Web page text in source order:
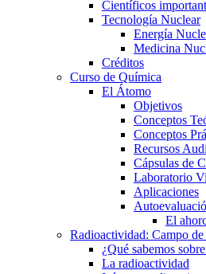
Científicos
Tecnología Nuclear
Energía
Medicina
Créditos
Curso de Química
El Átomo
Objetivos
Conceptos
Conceptos
Recursos
Cápsulas de
Laboratorio
Aplicaciones
El
Radioactividad: Campo
¿Qué sabemos
La radioactividad